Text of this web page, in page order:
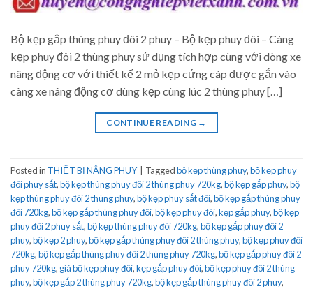
Bộ kẹp gắp thùng phuy đôi 2 phuy – Bộ kẹp phuy đôi – Càng
kẹp phuy đôi 2 thùng phuy sử dụng tích hợp cùng với dòng xe
nâng động cơ với thiết kế 2 mỏ kẹp cứng cáp được gắn vào
càng xe nâng động cơ dùng kẹp cùng lúc 2 thùng phuy […]
CONTINUE READING →
Posted in THIẾT BỊ NÂNG PHUY Taggedbộ kẹp thùng phuy,bộ kẹp phuy
đôi phuy sắt,bộ kẹp thùng phuy đôi 2 thùng phuy 720kg,bộ kẹp gắp phuy,bộ
kẹp thùng phuy đôi 2 thùng phuy,bộ kẹp phuy sắt đôi,bộ kẹp gắp thùng phuy
đôi 720kg,bộ kẹp gắp thùng phuy đôi,bộ kẹp phuy đôi,kẹp gắp phuy,bộ kẹp
phuy đôi 2 phuy sắt,bộ kẹp thùng phuy đôi 720kg,bộ kẹp gắp phuy đôi 2
phuy,bộ kẹp 2 phuy,bộ kẹp gắp thùng phuy đôi 2 thùng phuy,bộ kẹp phuy đôi
720kg,bộ kẹp gắp thùng phuy đôi 2 thùng phuy 720kg,bộ kẹp gắp phuy đôi 2
phuy 720kg, giá bộ kẹp phuy đôi,kẹp gắp phuy đôi,bộ kẹp phuy đôi 2 thùng
phuy,bộ kẹp gắp 2 thùng phuy 720kg,bộ kẹp gắp thùng phuy đôi 2 phuy,